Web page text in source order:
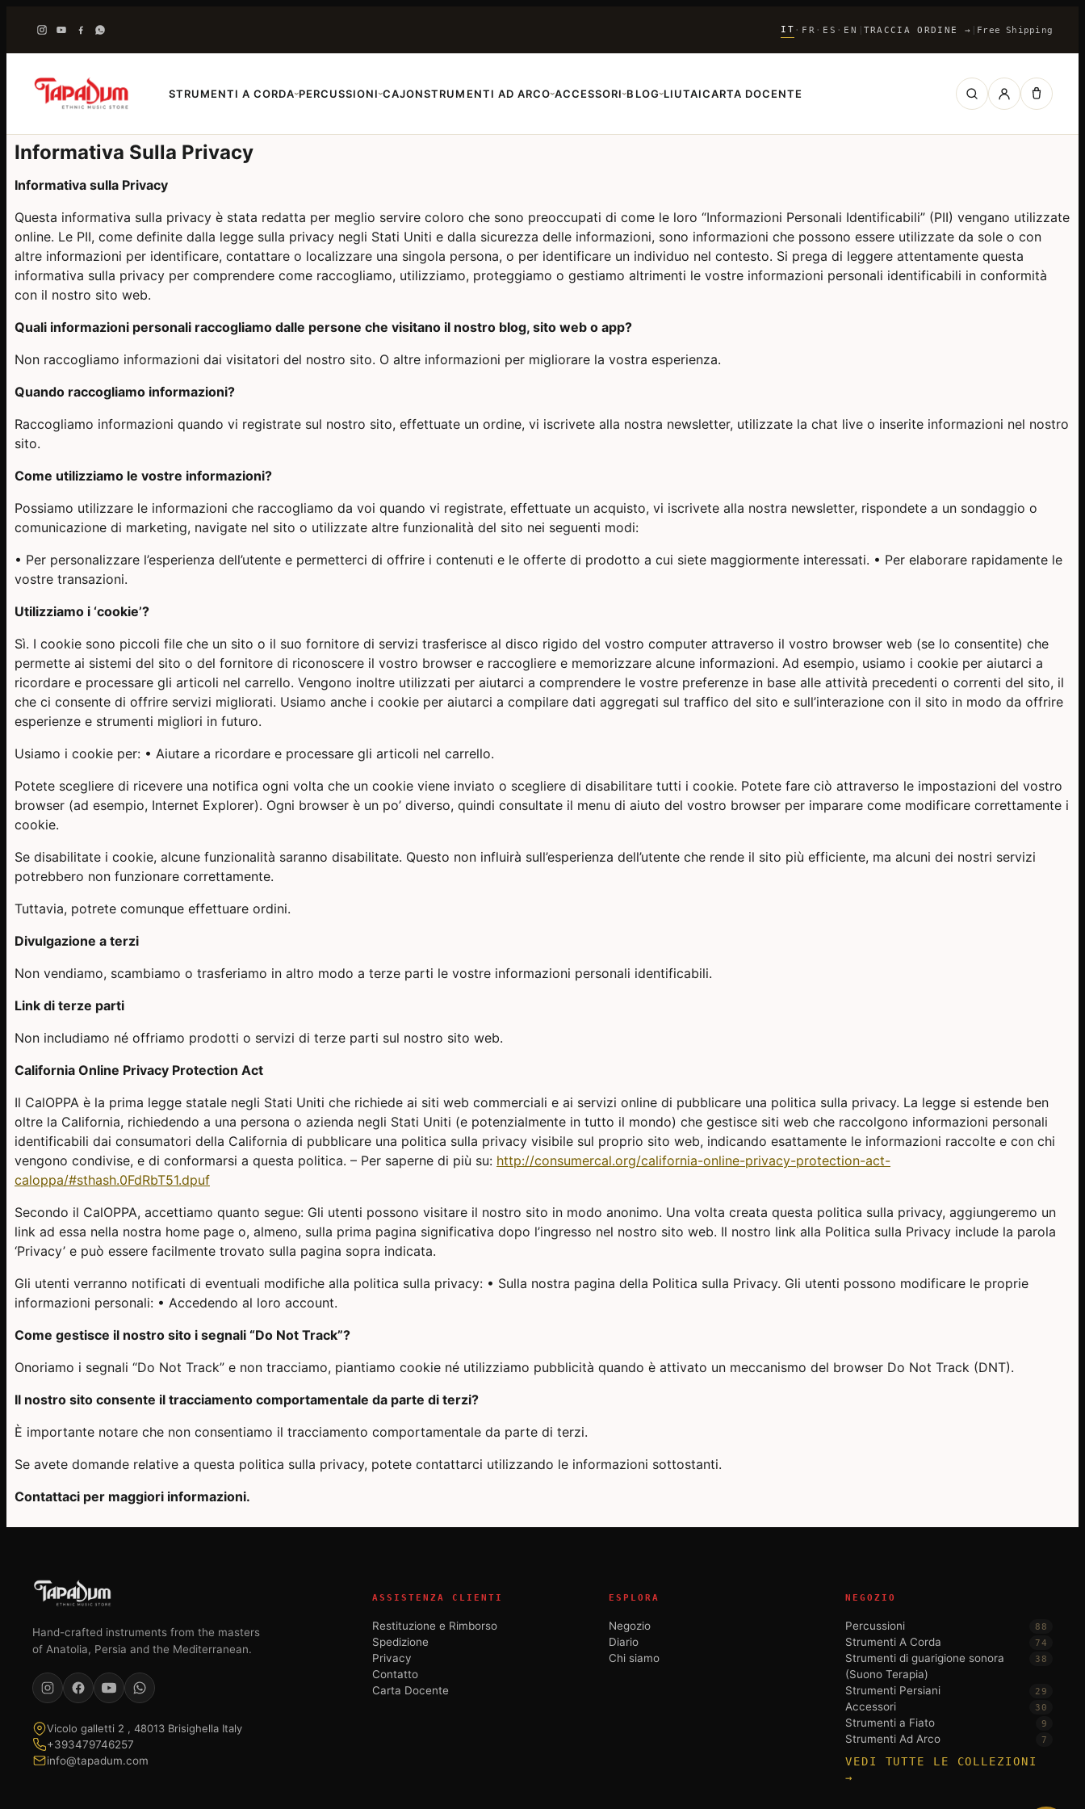
IT · FR · ES · EN TRACCIA ORDINE → Free Shipping
STRUMENTI A CORDA›PERCUSSIONI›CAJONSTRUMENTI AD ARCO›ACCESSORI›BLOG›LIUTAICARTA DOCENTE
Informativa Sulla Privacy
Informativa sulla Privacy
Questa informativa sulla privacy è stata redatta per meglio servire coloro che sono preoccupati di come le loro “Informazioni Personali Identificabili” (PII) vengano utilizzate
online. Le PII, come definite dalla legge sulla privacy negli Stati Uniti e dalla sicurezza delle informazioni, sono informazioni che possono essere utilizzate da sole o con
altre informazioni per identificare, contattare o localizzare una singola persona, o per identificare un individuo nel contesto. Si prega di leggere attentamente questa
informativa sulla privacy per comprendere come raccogliamo, utilizziamo, proteggiamo o gestiamo altrimenti le vostre informazioni personali identificabili in conformità
con il nostro sito web.
Quali informazioni personali raccogliamo dalle persone che visitano il nostro blog, sito web o app?
Non raccogliamo informazioni dai visitatori del nostro sito. O altre informazioni per migliorare la vostra esperienza.
Quando raccogliamo informazioni?
Raccogliamo informazioni quando vi registrate sul nostro sito, effettuate un ordine, vi iscrivete alla nostra newsletter, utilizzate la chat live o inserite informazioni nel nostro
sito.
Come utilizziamo le vostre informazioni?
Possiamo utilizzare le informazioni che raccogliamo da voi quando vi registrate, effettuate un acquisto, vi iscrivete alla nostra newsletter, rispondete a un sondaggio o
comunicazione di marketing, navigate nel sito o utilizzate altre funzionalità del sito nei seguenti modi:
• Per personalizzare l’esperienza dell’utente e permetterci di offrire i contenuti e le offerte di prodotto a cui siete maggiormente interessati. • Per elaborare rapidamente le
vostre transazioni.
Utilizziamo i ‘cookie’?
Sì. I cookie sono piccoli file che un sito o il suo fornitore di servizi trasferisce al disco rigido del vostro computer attraverso il vostro browser web (se lo consentite) che
permette ai sistemi del sito o del fornitore di riconoscere il vostro browser e raccogliere e memorizzare alcune informazioni. Ad esempio, usiamo i cookie per aiutarci a
ricordare e processare gli articoli nel carrello. Vengono inoltre utilizzati per aiutarci a comprendere le vostre preferenze in base alle attività precedenti o correnti del sito, il
che ci consente di offrire servizi migliorati. Usiamo anche i cookie per aiutarci a compilare dati aggregati sul traffico del sito e sull’interazione con il sito in modo da offrire
esperienze e strumenti migliori in futuro.
Usiamo i cookie per: • Aiutare a ricordare e processare gli articoli nel carrello.
Potete scegliere di ricevere una notifica ogni volta che un cookie viene inviato o scegliere di disabilitare tutti i cookie. Potete fare ciò attraverso le impostazioni del vostro
browser (ad esempio, Internet Explorer). Ogni browser è un po’ diverso, quindi consultate il menu di aiuto del vostro browser per imparare come modificare correttamente i
cookie.
Se disabilitate i cookie, alcune funzionalità saranno disabilitate. Questo non influirà sull’esperienza dell’utente che rende il sito più efficiente, ma alcuni dei nostri servizi
potrebbero non funzionare correttamente.
Tuttavia, potrete comunque effettuare ordini.
Divulgazione a terzi
Non vendiamo, scambiamo o trasferiamo in altro modo a terze parti le vostre informazioni personali identificabili.
Link di terze parti
Non includiamo né offriamo prodotti o servizi di terze parti sul nostro sito web.
California Online Privacy Protection Act
Il CalOPPA è la prima legge statale negli Stati Uniti che richiede ai siti web commerciali e ai servizi online di pubblicare una politica sulla privacy. La legge si estende ben
oltre la California, richiedendo a una persona o azienda negli Stati Uniti (e potenzialmente in tutto il mondo) che gestisce siti web che raccolgono informazioni personali
identificabili dai consumatori della California di pubblicare una politica sulla privacy visibile sul proprio sito web, indicando esattamente le informazioni raccolte e con chi
vengono condivise, e di conformarsi a questa politica. – Per saperne di più su: http://consumercal.org/california-online-privacy-protection-act-
caloppa/#sthash.0FdRbT51.dpuf
Secondo il CalOPPA, accettiamo quanto segue: Gli utenti possono visitare il nostro sito in modo anonimo. Una volta creata questa politica sulla privacy, aggiungeremo un
link ad essa nella nostra home page o, almeno, sulla prima pagina significativa dopo l’ingresso nel nostro sito web. Il nostro link alla Politica sulla Privacy include la parola
‘Privacy’ e può essere facilmente trovato sulla pagina sopra indicata.
Gli utenti verranno notificati di eventuali modifiche alla politica sulla privacy: • Sulla nostra pagina della Politica sulla Privacy. Gli utenti possono modificare le proprie
informazioni personali: • Accedendo al loro account.
Come gestisce il nostro sito i segnali “Do Not Track”?
Onoriamo i segnali “Do Not Track” e non tracciamo, piantiamo cookie né utilizziamo pubblicità quando è attivato un meccanismo del browser Do Not Track (DNT).
Il nostro sito consente il tracciamento comportamentale da parte di terzi?
È importante notare che non consentiamo il tracciamento comportamentale da parte di terzi.
Se avete domande relative a questa politica sulla privacy, potete contattarci utilizzando le informazioni sottostanti.
Contattaci per maggiori informazioni.
Hand-crafted instruments from the masters
of Anatolia, Persia and the Mediterranean.
Vicolo galletti 2 , 48013 Brisighella Italy
+393479746257
info@tapadum.com
ASSISTENZA CLIENTI
Restituzione e Rimborso
Spedizione
Privacy
Contatto
Carta Docente
ESPLORA
Negozio
Diario
Chi siamo
NEGOZIO
Percussioni 88
Strumenti A Corda 74
Strumenti di guarigione sonora
(Suono Terapia)
38
Strumenti Persiani 29
Accessori 30
Strumenti a Fiato 9
Strumenti Ad Arco 7
VEDI TUTTE LE COLLEZIONI
→